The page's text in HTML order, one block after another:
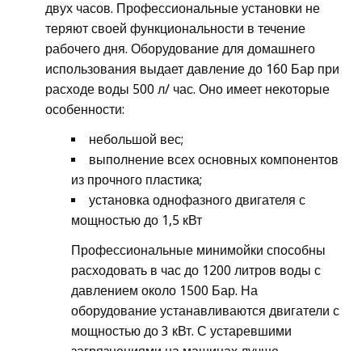
двух часов. Профессиональные установки не
теряют своей функциональности в течение
рабочего дня. Оборудование для домашнего
использования выдает давление до 160 Бар при
расходе воды 500 л/ час. Оно имеет некоторые
особенности:
небольшой вес;
выполнение всех основных компонентов
из прочного пластика;
установка однофазного двигателя с
мощностью до 1,5 кВт
Профессиональные минимойки способны
расходовать в час до 1200 литров воды с
давлением около 1500 Бар. На
оборудование устанавливаются двигатели с
мощностью до 3 кВт. С устаревшими